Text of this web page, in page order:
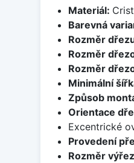
Materiál:
Barevná
Rozměr
Rozměr
Rozměr
Minimální
Způsob
Orientace
Excentrické
Provedení
Rozměr